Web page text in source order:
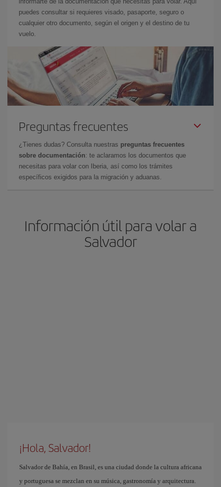
puedes consultar si requieres visado, pasaporte, seguro o
cualquier otro documento, según el origen y el destino de tu
vuelo.
Preguntas frecuentes
¿Tienes dudas? Consulta nuestras preguntas frecuentes
sobre documentación: te aclaramos los documentos que
necesitas para volar con Iberia, así como los trámites
específicos exigidos para la migración y aduanas.
Información útil para volar a
Salvador
¡Hola, Salvador!
Salvador de Bahía, en Brasil, es una ciudad donde la cultura africana
y portuguesa se mezclan en su música, gastronomía y arquitectura.